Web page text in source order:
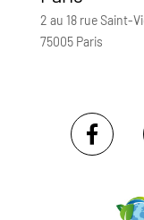
2 au 18 rue Saint-
75005 Paris